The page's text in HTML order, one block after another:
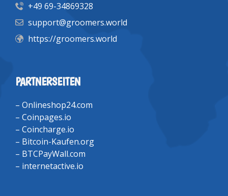
+49 69-34869328
support@groomers.world
https://groomers.world
PARTNERSEITEN
– Onlineshop24.com
– Coinpages.io
– Coincharge.io
– Bitcoin-Kaufen.org
– BTCPayWall.com
– internetactive.io